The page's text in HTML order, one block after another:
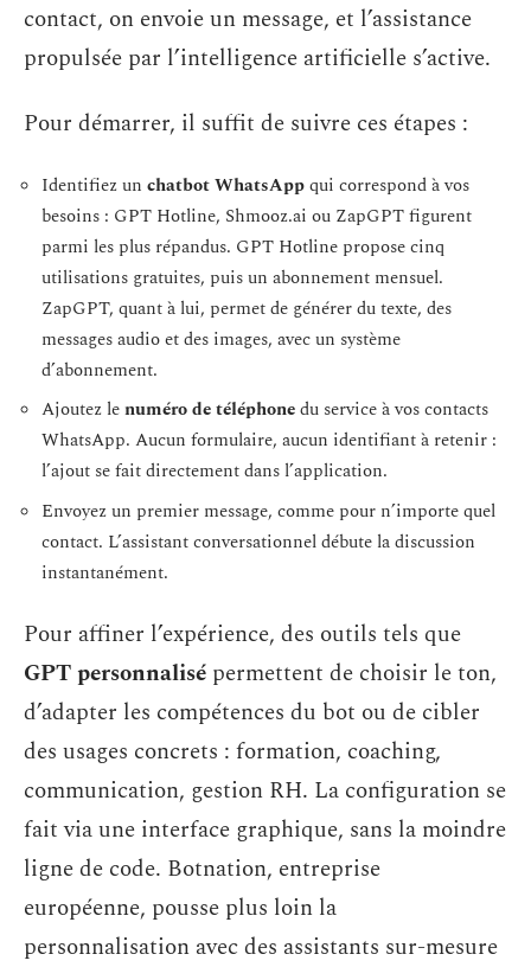
contact, on envoie un message, et l’assistance
propulsée par l’intelligence artificielle s’active.
Pour démarrer, il suffit de suivre ces étapes :
Identifiez un chatbot WhatsAppqui correspond à vos
besoins : GPT Hotline, Shmooz.ai ou ZapGPT figurent
parmi les plus répandus. GPT Hotline propose cinq
utilisations gratuites, puis un abonnement mensuel.
ZapGPT, quant à lui, permet de générer du texte, des
messages audio et des images, avec un système
d’abonnement.
Ajoutez lenuméro de téléphonedu service à vos contacts
WhatsApp. Aucun formulaire, aucun identifiant à retenir :
l’ajout se fait directement dans l’application.
Envoyez un premier message, comme pour n’importe quel
contact. L’assistant conversationnel débute la discussion
instantanément.
Pour affiner l’expérience, des outils tels que
GPT personnalisé permettent de choisir le ton,
d’adapter les compétences du bot ou de cibler
des usages concrets : formation, coaching,
communication, gestion RH. La configuration se
fait via une interface graphique, sans la moindre
ligne de code. Botnation, entreprise
européenne, pousse plus loin la
personnalisation avec des assistants sur-mesure